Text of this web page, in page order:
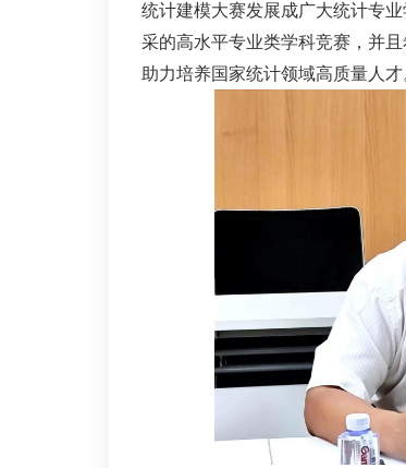
统计建模大赛发展成广大统计专
采的高水平专业类学科竞赛，并
助力培养国家统计领域高质量人才